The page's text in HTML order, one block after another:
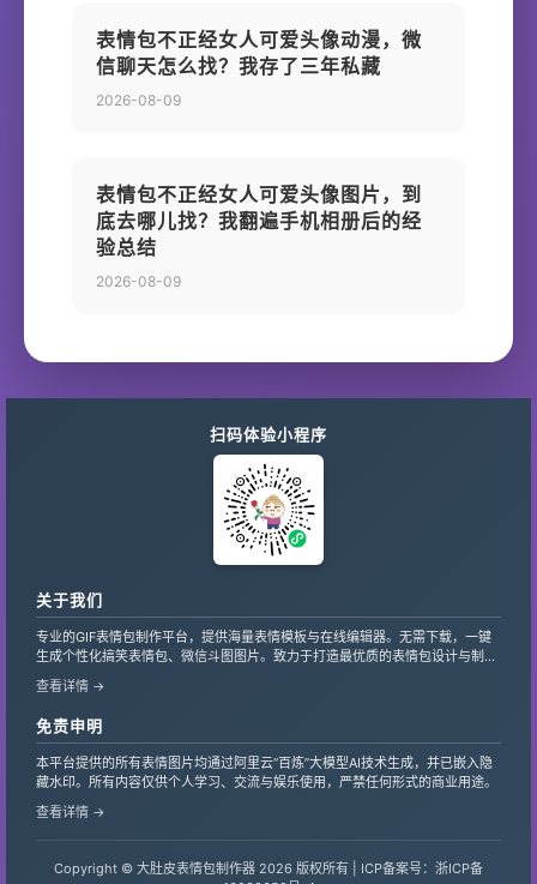
表情包不正经女人可爱头像动漫，微
信聊天怎么找？我存了三年私藏
2026-08-09
表情包不正经女人可爱头像图片，到
底去哪儿找？我翻遍手机相册后的经
验总结
2026-08-09
扫码体验小程序
关于我们
专业的GIF表情包制作平台，提供海量表情模板与在线编辑器。无需下载，一键
生成个性化搞笑表情包、微信斗图图片。致力于打造最优质的表情包设计与制作
服务，支持自定义文字、贴纸，让创意轻松变现。
查看详情 →
免责申明
本平台提供的所有表情图片均通过阿里云“百炼”大模型AI技术生成，并已嵌入隐
藏水印。所有内容仅供个人学习、交流与娱乐使用，严禁任何形式的商业用途。
查看详情 →
Copyright © 大肚皮表情包制作器 2026 版权所有 | ICP备案号：浙ICP备